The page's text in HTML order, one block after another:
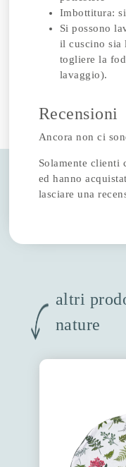
Imbottitura:
Si possono
il cuscino sia
togliere la
lavaggio).
Recensioni
Ancora non ci
Solamente clienti
ed hanno
lasciare una
altri
nature